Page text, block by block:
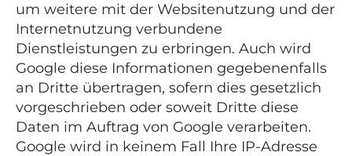
um weitere mit der Websitenutzung und der
Internetnutzung verbundene
Dienstleistungen zu erbringen. Auch wird
Google diese Informationen gegebenenfalls
an Dritte übertragen, sofern dies gesetzlich
vorgeschrieben oder soweit Dritte diese
Daten im Auftrag von Google verarbeiten.
Google wird in keinem Fall Ihre IP-Adresse